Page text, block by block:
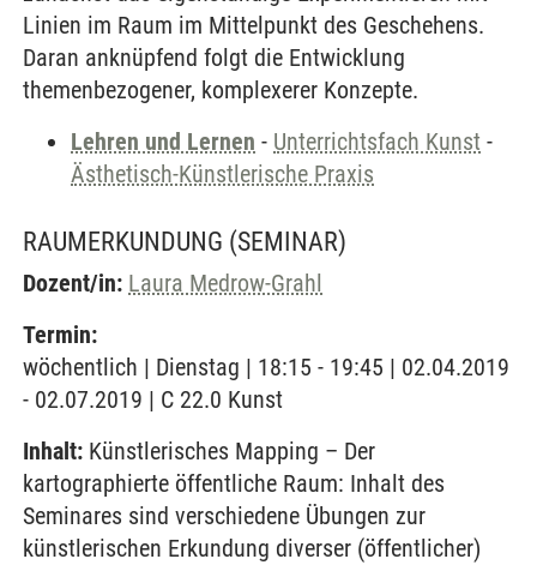
Linien im Raum im Mittelpunkt des Geschehens.
Daran anknüpfend folgt die Entwicklung
themenbezogener, komplexerer Konzepte.
Lehren und Lernen - Unterrichtsfach Kunst -
Ästhetisch-Künstlerische Praxis
RAUMERKUNDUNG (SEMINAR)
Dozent/in: Laura Medrow-Grahl
Termin:
wöchentlich | Dienstag | 18:15 - 19:45 | 02.04.2019
- 02.07.2019 | C 22.0 Kunst
Inhalt: Künstlerisches Mapping – Der
kartographierte öffentliche Raum: Inhalt des
Seminares sind verschiedene Übungen zur
künstlerischen Erkundung diverser (öffentlicher)